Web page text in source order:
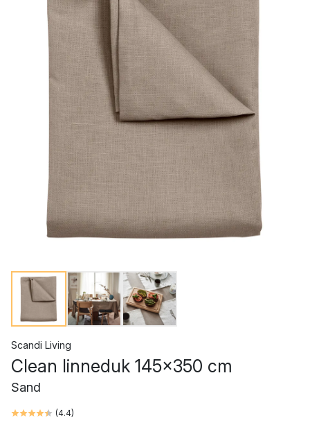
Scandi Living
Clean linneduk 145x350 cm
Sand
(4.4)